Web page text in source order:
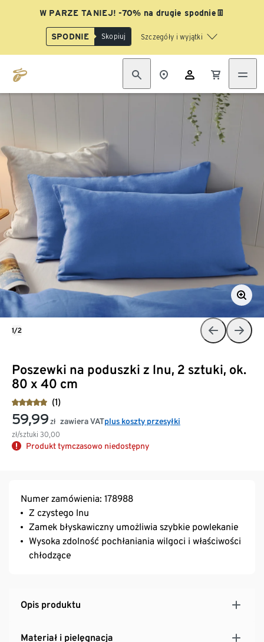
W PARZE TANIEJ! -70% na drugie spodnie👖
SPODNIE Skopiuj Szczegóły i wyjątki
Poszewki na poduszki z lnu, 2 sztuki, ok.
80 x 40 cm
(1)
59,99 zł
zł/sztuki 30,00
zawiera VATplus koszty przesyłki
Produkt tymczasowo niedostępny
1/2
Numer zamówienia: 178988
Z czystego lnu
Zamek błyskawiczny umożliwia szybkie powlekanie
Wysoka zdolność pochłaniania wilgoci i właściwości
chłodzące
Opis produktu
Materiał i pielęgnacja